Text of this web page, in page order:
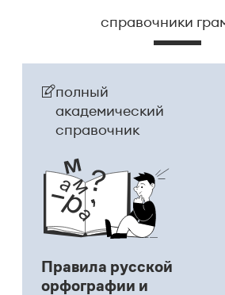
справочники
полный
академический
справочник
Правила русской
орфографии и